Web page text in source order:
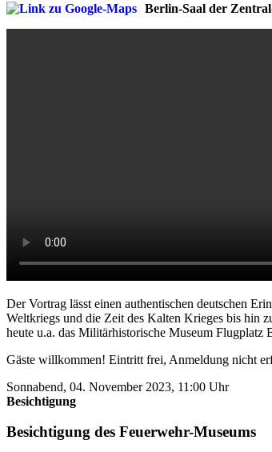
Berlin-Saal der
Der Vortrag lässt einen authentischen deutschen
Weltkriegs und die Zeit des Kalten Krieges bis hin
heute u.a. das Militärhistorische Museum Flugplatz
Gäste willkommen! Eintritt frei, Anmeldung nicht
Sonnabend, 04. November 2023, 11:00 Uhr
Besichtigung
Besichtigung des Feuerwehr-Museums